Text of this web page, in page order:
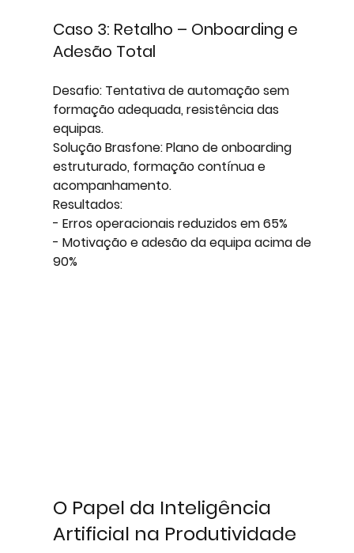
Caso 3: Retalho – Onboarding e
Adesão Total
Desafio: Tentativa de automação sem
formação adequada, resistência das
equipas.
Solução Brasfone: Plano de onboarding
estruturado, formação contínua e
acompanhamento.
Resultados:
- Erros operacionais reduzidos em 65%
- Motivação e adesão da equipa acima de
90%
O Papel da Inteligência
Artificial na Produtividade